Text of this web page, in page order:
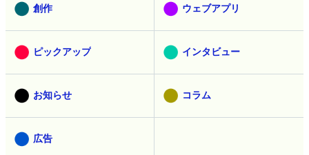
創作 ウェブアプリ
ピックアップ インタビュー
お知らせ コラム
広告